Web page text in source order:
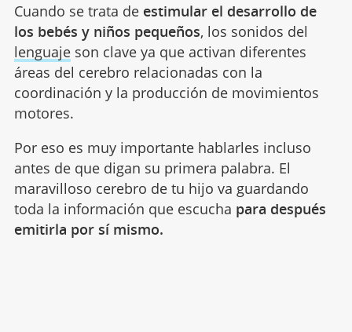
Cuando se trata deestimular el desarrollo de
los bebés y niños pequeños, los sonidos del
lenguajeson clave ya que activan diferentes
áreas del cerebro relacionadas con la
coordinación y la producción de movimientos
motores.
Por eso es muy importante hablarles incluso
antes de que digan su primera palabra. El
maravilloso cerebro de tu hijo va guardando
toda la información que escucha para después
emitirla por sí mismo.